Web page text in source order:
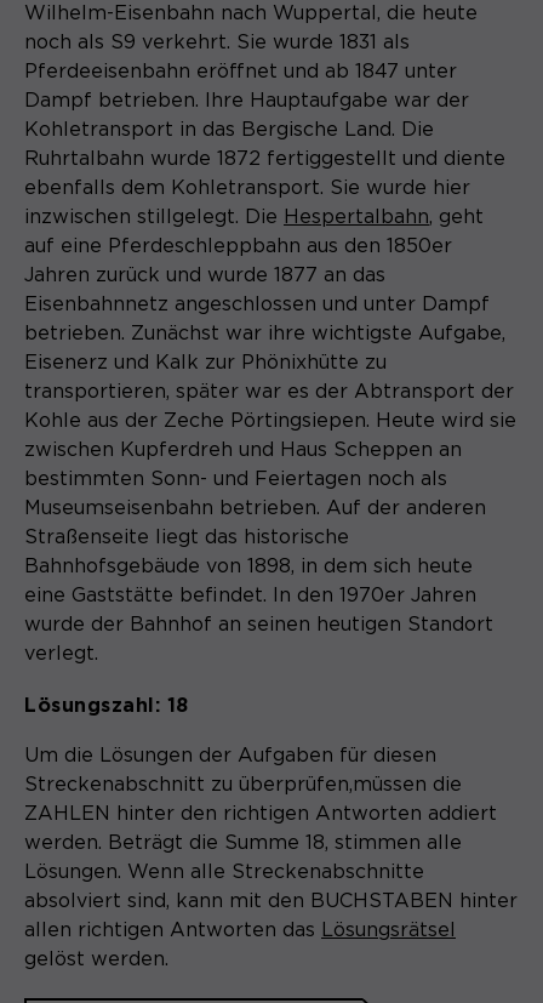
Wilhelm-Eisenbahn nach Wuppertal, die heute
noch als S9 verkehrt. Sie wurde 1831 als
Pferdeeisenbahn eröffnet und ab 1847 unter
Dampf betrieben. Ihre Hauptaufgabe war der
Kohletransport in das Bergische Land. Die
Ruhrtalbahn wurde 1872 fertiggestellt und diente
ebenfalls dem Kohletransport. Sie wurde hier
inzwischen stillgelegt. Die Hespertalbahn, geht
auf eine Pferdeschleppbahn aus den 1850er
Jahren zurück und wurde 1877 an das
Eisenbahnnetz angeschlossen und unter Dampf
betrieben. Zunächst war ihre wichtigste Aufgabe,
Eisenerz und Kalk zur Phönixhütte zu
transportieren, später war es der Abtransport der
Kohle aus der Zeche Pörtingsiepen. Heute wird sie
zwischen Kupferdreh und Haus Scheppen an
bestimmten Sonn- und Feiertagen noch als
Museumseisenbahn betrieben. Auf der anderen
Straßenseite liegt das historische
Bahnhofsgebäude von 1898, in dem sich heute
eine Gaststätte befindet. In den 1970er Jahren
wurde der Bahnhof an seinen heutigen Standort
verlegt.
Lösungszahl: 18
Um die Lösungen der Aufgaben für diesen
Streckenabschnitt zu überprüfen,müssen die
ZAHLEN hinter den richtigen Antworten addiert
werden. Beträgt die Summe 18, stimmen alle
Lösungen. Wenn alle Streckenabschnitte
absolviert sind, kann mit den BUCHSTABEN hinter
allen richtigen Antworten das Lösungsrätsel
gelöst werden.
Laufzeit 1 Monat
Zweck
Speichert den Zustimmungsstatus des
Benutzers für Cookies auf der
aktuellen Domäne.